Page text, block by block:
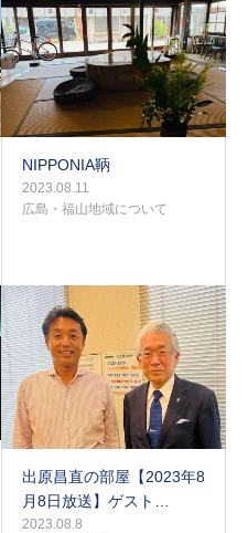
NIPPONIA鞆
2023.08.11
広島・福山地域について
出原昌直の部屋【2023年8
月8日放送】ゲスト…
2023.08.8